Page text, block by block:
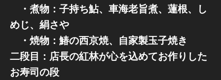
・煮物：子持ち鮎、車海老旨煮、蓮根、し
めじ、絹さや
・焼物：鰆の西京焼、自家製玉子焼き
二段目：店長の紅林が心を込めてお作りした
お寿司の段